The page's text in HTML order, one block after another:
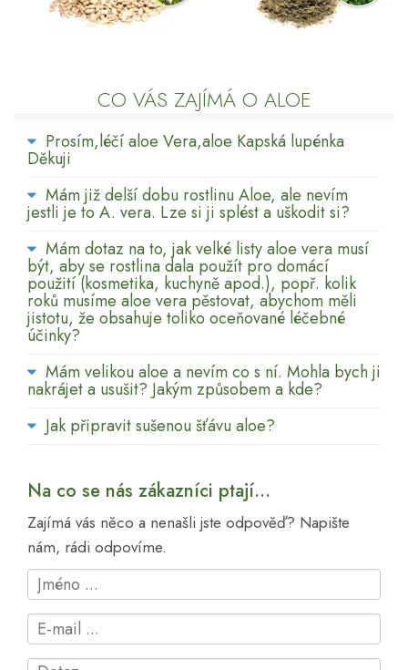
CO VÁS ZAJÍMÁ O ALOE
Prosím,léčí aloe Vera,aloe Kapská lupénka
Děkuji
Mám již delší dobu rostlinu Aloe, ale nevím
jestli je to A. vera. Lze si ji splést a uškodit si?
Mám dotaz na to, jak velké listy aloe vera musí
být, aby se rostlina dala použít pro domácí
použití (kosmetika, kuchyně apod.), popř. kolik
roků musíme aloe vera pěstovat, abychom měli
jistotu, že obsahuje toliko oceňované léčebné
účinky?
Mám velikou aloe a nevím co s ní. Mohla bych ji
nakrájet a usušit? Jakým způsobem a kde?
Jak připravit sušenou šťávu aloe?
Na co se nás zákazníci ptají...
Zajímá vás něco a nenašli jste odpověď? Napište
nám, rádi odpovíme.